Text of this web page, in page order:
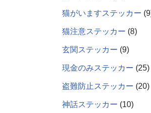
猫がいますステッカー 9
猫注意ステッカー 8
玄関ステッカー 9
現金のみステッカー 25
盗難防止ステッカー 20
神話ステッカー 10